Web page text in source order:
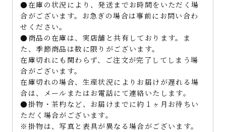
●在庫の状況により、発送までお時間をいただく場
合がございます。お急ぎの場合は事前にお問い合わ
せください。
●商品の在庫は、実店舗と共有しております。ま
た、季節商品は数に限りがございます。
在庫切れにも関わらず、ご注文が完了してしまう場
合がございます。
在庫切れの場合、生産状況によりお届けが遅れる場
合は、メールまたはお電話にて連絡いたします。
●掛物・茶杓など、お届けまでに約１ヶ月お待ちい
ただく場合がございます。
※掛物は、写真と表具が異なる場合がございます。